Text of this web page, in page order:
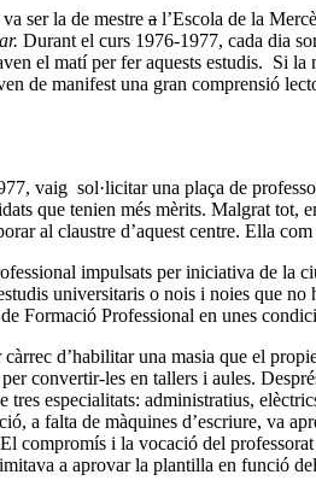
ser la de mestre a l’Escola de la
Durant el curs 1976-1977, cada dia
el matí per fer aquests estudis. Si
de manifest una gran comprensió
vaig sol·licitar una plaça de
que tenien més mèrits. Malgrat tot,
al claustre d’aquest centre. Ella
impulsats per iniciativa de la
universitaris o nois i noies que
Formació Professional en unes
d’habilitar una masia que el
convertir-les en tallers i aules.
especialitats: administratius,
a falta de màquines d’escriure, va
compromís i la vocació del
a aprovar la plantilla en funció